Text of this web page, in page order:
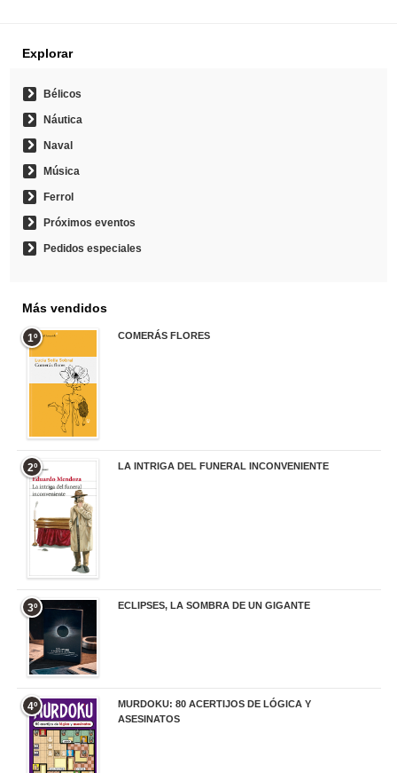
Explorar
Bélicos
Náutica
Naval
Música
Ferrol
Próximos eventos
Pedidos especiales
Más vendidos
1º COMERÁS FLORES
2º LA INTRIGA DEL FUNERAL INCONVENIENTE
3º ECLIPSES, LA SOMBRA DE UN GIGANTE
4º
MURDOKU: 80 ACERTIJOS DE LÓGICA Y
ASESINATOS